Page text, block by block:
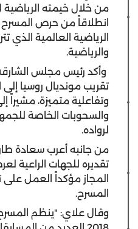
من خلال خيمته
انطلاقاً من حرص
الرياضية العالمية الذي
والرياضية.
وأكد رئيس مجلس
تقريب مونديال روسيا إلى
وتفاعلية متميزة،
والسحوبات الخاصة
لرواده.
من جانبه أعرب سعادة
تقديره للجهات
المجاز مؤكداً العمل على
المسرح.
وقال علاي: "ينظم